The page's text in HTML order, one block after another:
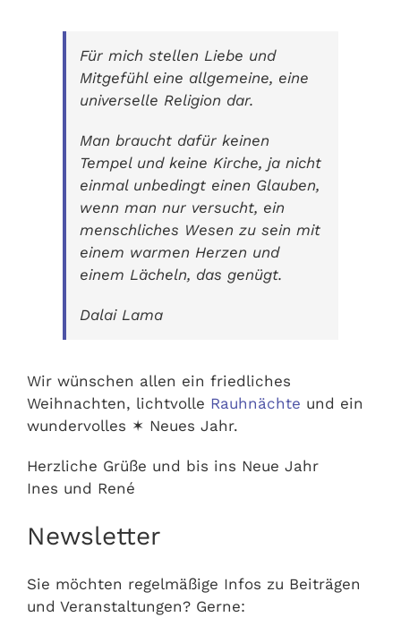
Für mich stellen Liebe und
Mitgefühl eine allgemeine, eine
universelle Religion dar.
Man braucht dafür keinen
Tempel und keine Kirche, ja nicht
einmal unbedingt einen Glauben,
wenn man nur versucht, ein
menschliches Wesen zu sein mit
einem warmen Herzen und
einem Lächeln, das genügt.
Dalai Lama
Wir wünschen allen ein friedliches
Weihnachten, lichtvolle Rauhnächte und ein
wundervolles ✶ Neues Jahr.
Herzliche Grüße und bis ins Neue Jahr
Ines und René
Newsletter
Sie möchten regelmäßige Infos zu Beiträgen
und Veranstaltungen? Gerne: